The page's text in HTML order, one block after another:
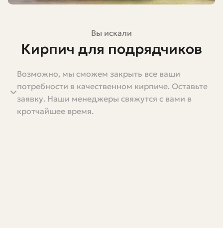
Вы искали
Кирпич для подрядчиков
Кирпич — один из тех материалов, с которым
подрядчик встречается каждый день. Он прост
внешне, но когда начинаешь работать с ним на
объекте, понимаешь, сколько нюансов в выборе,
Возможно, мы сможем закрыть все ваши
потребности в качественном кирпиче. Оставьте
заявку. Наши менеджеры свяжутся с вами в
кротчайшее время.